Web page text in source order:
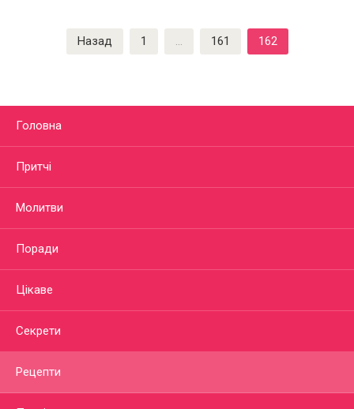
Назад 1 … 161 162
Головна
Притчі
Молитви
Поради
Цікаве
Секрети
Рецепти